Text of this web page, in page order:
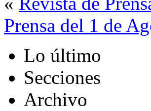
Prensa del 1 de
Lo último
Secciones
Archivo